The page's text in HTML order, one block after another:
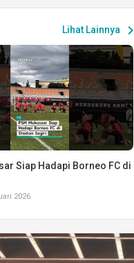
Lihat Lainnya chevron_right
Siap Hadapi Borneo FC di
2026